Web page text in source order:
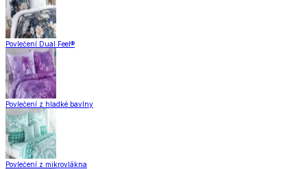
Povlečení Dual Feel®
Povlečení z hladké bavlny
Povlečení z mikrovlákna